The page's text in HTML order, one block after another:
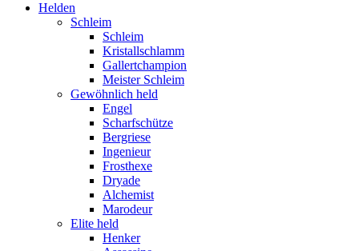
Helden
Schleim
Schleim
Kristallschlamm
Gallertchampion
Meister Schleim
Gewöhnlich held
Engel
Scharfschütze
Bergriese
Ingenieur
Frosthexe
Dryade
Alchemist
Marodeur
Elite held
Henker